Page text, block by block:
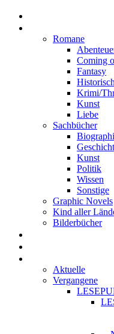
Romane
Coming
Fantasy
Krimi/
Kunst
Liebe
Sachbücher
Kunst
Politik
Wissen
Sonstige
Graphic Novels
Kind aller
Bilderbücher
Aktuelle
Vergangene